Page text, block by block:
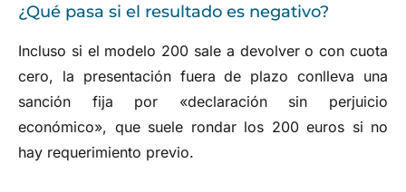
¿Qué pasa si el resultado es negativo?
Incluso si el modelo 200 sale a devolver o con cuota
cero, la presentación fuera de plazo conlleva una
sanción fija por «declaración sin perjuicio
económico», que suele rondar los 200 euros si no
hay requerimiento previo.